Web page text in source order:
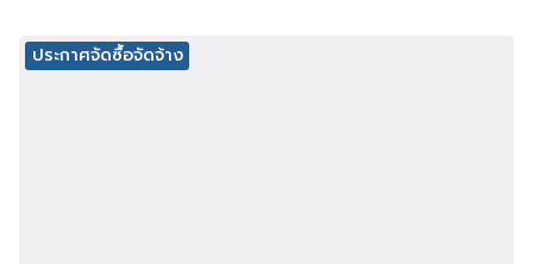
ประกาศจัดซื้อจัดจ้าง